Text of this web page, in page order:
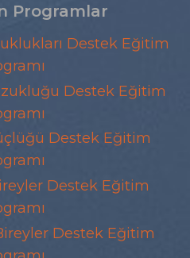
Programlar
Destek Eğitim
Destek Eğitim
Destek Eğitim
Destek Eğitim
Destek Eğitim